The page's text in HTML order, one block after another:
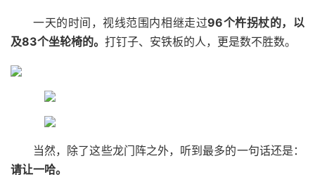
一天的时间，视线范围内相继走过96个杵拐杖的，以
及83个坐轮椅的。 打钉子、安铁板的人，更是数不胜数。
当然，除了这些龙门阵之外，听到最多的一句话还是：
请让一哈。